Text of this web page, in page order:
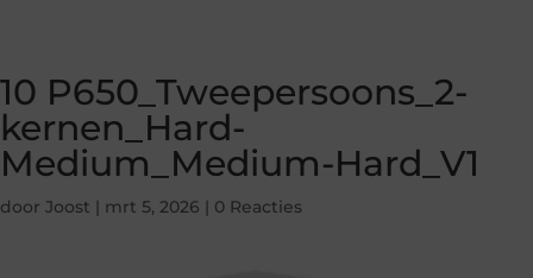
10 P650_Tweepersoons_2-
kernen_Hard-
Medium_Medium-Hard_V1
door Joost | mrt 5, 2026 | 0 Reacties